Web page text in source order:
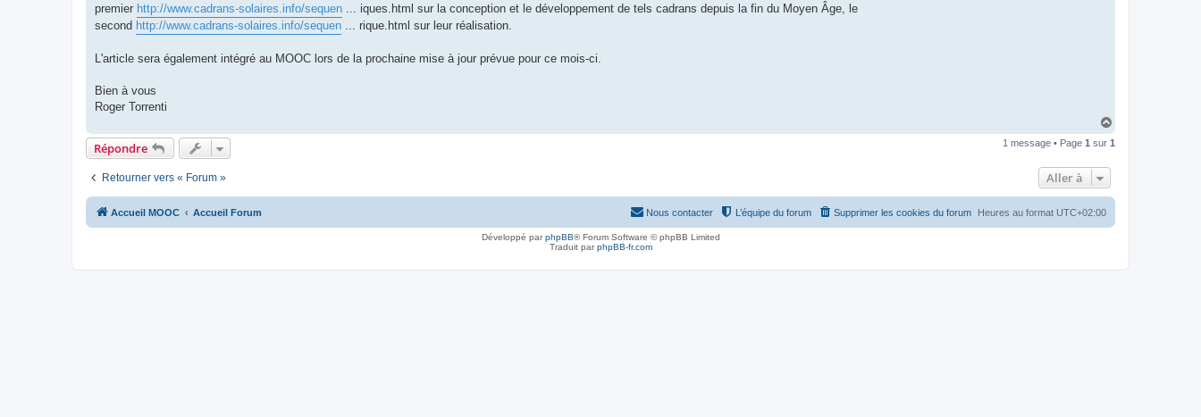
premier http://www.cadrans-solaires.info/sequen ... iques.html sur la conception et le développement de tels cadrans depuis la fin du Moyen Âge, le
second http://www.cadrans-solaires.info/sequen ... rique.html sur leur réalisation.
L'article sera également intégré au MOOC lors de la prochaine mise à jour prévue pour ce mois-ci.
Bien à vous
Roger Torrenti
u
Répondre 1 message • Page 1 sur 1
Retourner vers « Forum » Aller à
Accueil MOOC Accueil Forum Heures au format UTC+02:00
Supprimer les cookies du forum
L’équipe du forum
Nous contacter
Développé parphpBB® Forum Software © phpBB Limited
Traduit parphpBB-fr.com